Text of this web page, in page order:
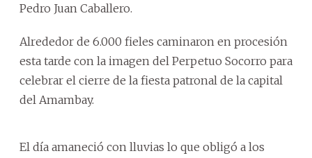
Pedro Juan Caballero.
Alrededor de 6.000 fieles caminaron en procesión
esta tarde con la imagen del Perpetuo Socorro para
celebrar el cierre de la fiesta patronal de la capital
del Amambay.
El día amaneció con lluvias lo que obligó a los